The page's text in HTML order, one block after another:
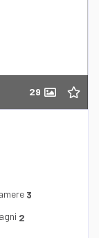
29
3
2